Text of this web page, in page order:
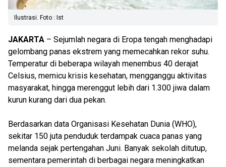
Ilustrasi. Foto : Ist
JAKARTA – Sejumlah negara di Eropa tengah menghadapi
gelombang panas ekstrem yang memecahkan rekor suhu.
Temperatur di beberapa wilayah menembus 40 derajat
Celsius, memicu krisis kesehatan, mengganggu aktivitas
masyarakat, hingga merenggut lebih dari 1.300 jiwa dalam
kurun kurang dari dua pekan.
Berdasarkan data Organisasi Kesehatan Dunia (WHO),
sekitar 150 juta penduduk terdampak cuaca panas yang
melanda sejak pertengahan Juni. Banyak sekolah ditutup,
sementara pemerintah di berbagai negara meningkatkan